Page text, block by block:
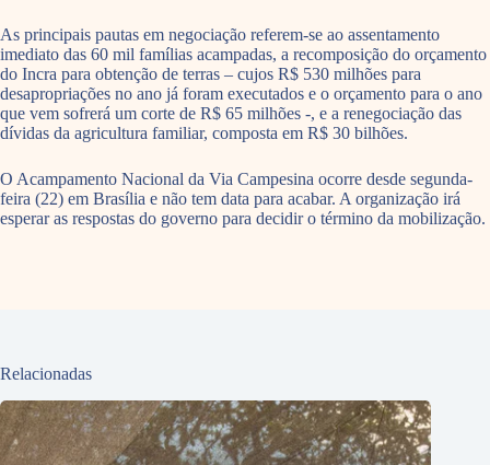
As principais pautas em negociação referem-se ao assentamento
imediato das 60 mil famílias acampadas, a recomposição do orçamento
do Incra para obtenção de terras – cujos R$ 530 milhões para
desapropriações no ano já foram executados e o orçamento para o ano
que vem sofrerá um corte de R$ 65 milhões -, e a renegociação das
dívidas da agricultura familiar, composta em R$ 30 bilhões.
O Acampamento Nacional da Via Campesina ocorre desde segunda-
feira (22) em Brasília e não tem data para acabar. A organização irá
esperar as respostas do governo para decidir o término da mobilização.
Relacionadas